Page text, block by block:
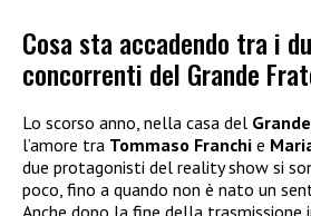
Cosa sta accadendo tra i
concorrenti del Grande
Lo scorso anno, nella casa del
l’amore tra Tommaso Franchi e
due protagonisti del reality show si
poco, fino a quando non è nato un